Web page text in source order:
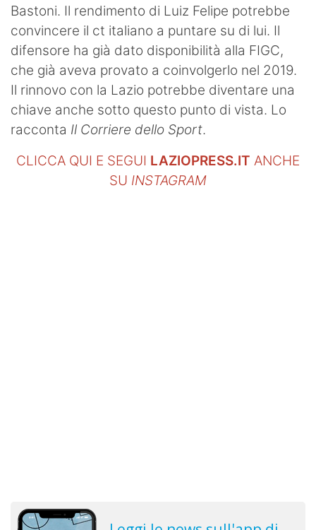
Bastoni. Il rendimento di Luiz Felipe potrebbe
convincere il ct italiano a puntare su di lui. Il
difensore ha già dato disponibilità alla FIGC,
che già aveva provato a coinvolgerlo nel 2019.
Il rinnovo con la Lazio potrebbe diventare una
chiave anche sotto questo punto di vista. Lo
racconta Il Corriere dello Sport.
CLICCA QUI E SEGUI LAZIOPRESS.IT ANCHE
SU INSTAGRAM